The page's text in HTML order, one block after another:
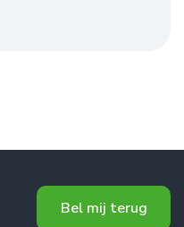
Bel mij terug